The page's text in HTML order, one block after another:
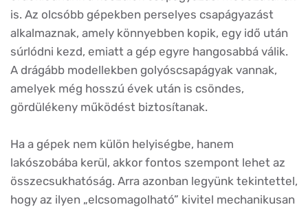
is. Az olcsóbb gépekben perselyes csapágyazást
alkalmaznak, amely könnyebben kopik, egy idő után
súrlódni kezd, emiatt a gép egyre hangosabbá válik.
A drágább modellekben golyóscsapágyak vannak,
amelyek még hosszú évek után is csöndes,
gördülékeny működést biztosítanak.
Ha a gépek nem külön helyiségbe, hanem
lakószobába kerül, akkor fontos szempont lehet az
összecsukhatóság. Arra azonban legyünk tekintettel,
hogy az ilyen „elcsomagolható” kivitel mechanikusan